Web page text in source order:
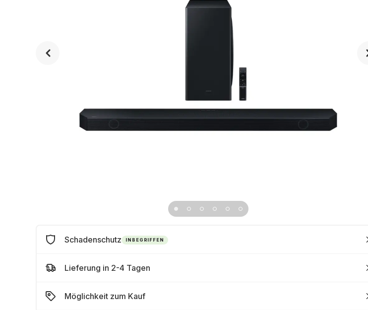
Schadenschutz INBEGRIFFEN
Lieferung in 2-4 Tagen
Möglichkeit zum Kauf